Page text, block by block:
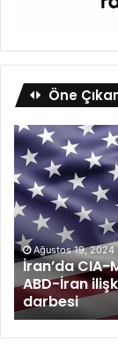
Öne
Ağustos 19, 2024
İran’da CIA-
ABD-İran
darbesi